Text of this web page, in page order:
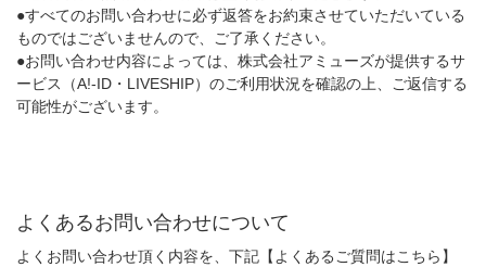
●すべてのお問い合わせに必ず返答をお約束させていただいている
ものではございませんので、ご了承ください。
●お問い合わせ内容によっては、株式会社アミューズが提供するサ
ービス（A!-ID・LIVESHIP）のご利用状況を確認の上、ご返信する
可能性がございます。
よくあるお問い合わせについて
よくお問い合わせ頂く内容を、下記【よくあるご質問はこちら】